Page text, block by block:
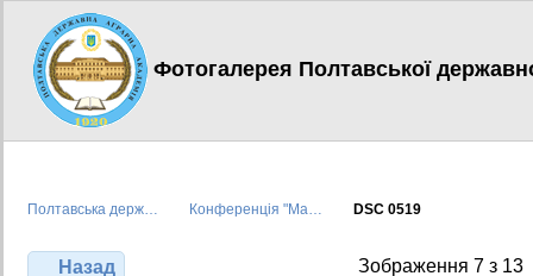
Фотогалерея Полтавської
Полтавська держ… Конференція "Ма… DSC 0519
Назад Зображення 7 з 13